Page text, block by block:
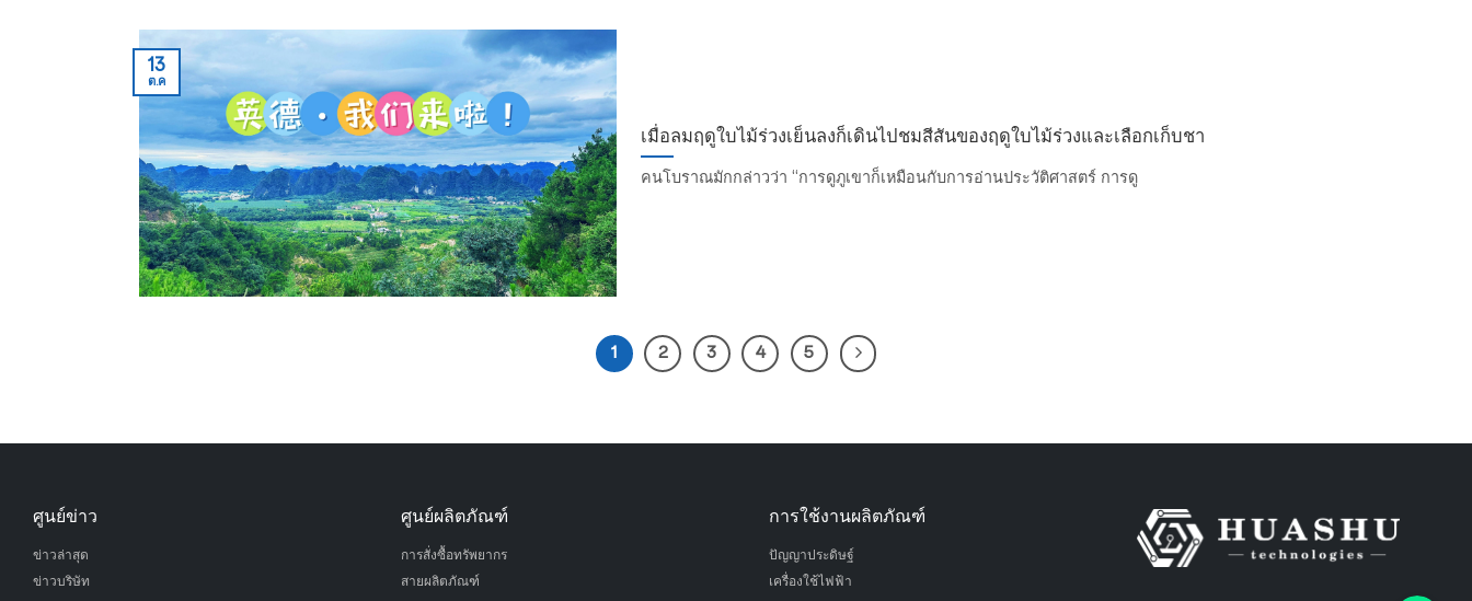
เมื่อลมฤดูใบไม้ร่วงเย็นลงก็เดินไปชมสีสันของฤดูใบไม้ร่วงและเลือกเก็บชา
คนโบราณมักกล่าวว่า “การดูภูเขาก็เหมือนกับการอ่านประวัติศาสตร์ การดู
13
ต.ค
1 2 3 4 5
ศูนย์ข่าว
ข่าวล่าสุด
ข่าวบริษัท
ศูนย์ผลิตภัณฑ์
การสั่งซื้อทรัพยากร
สายผลิตภัณฑ์
การใช้งานผลิตภัณฑ์
ปัญญาประดิษฐ์
เครื่องใช้ไฟฟ้า